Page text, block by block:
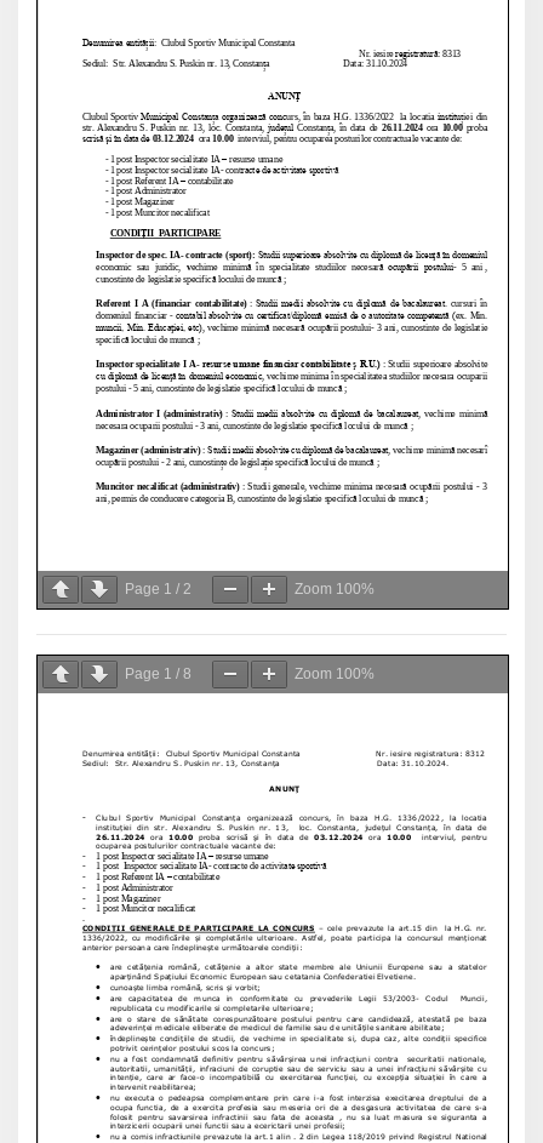
Page 1 / 2 Zoom 100%
Page 1 / 8 Zoom 100%